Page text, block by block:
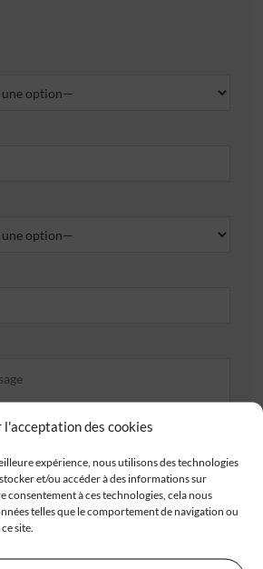
l'acceptation des cookies
expérience, nous utilisons des technologies
et/ou accéder à des informations sur
consentement à ces technologies, cela nous
telles que le comportement de navigation ou
site.
les offres d'IGC
pris connaissance de lapolitique de
.